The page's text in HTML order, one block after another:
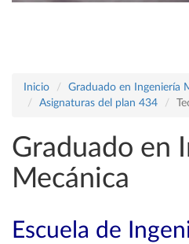
Inicio
Graduado en Ingeniería
Asignaturas del plan 434
Graduado en
Mecánica
Escuela de